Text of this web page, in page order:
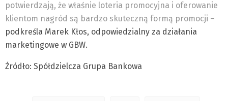
potwierdzają, że właśnie loteria promocyjna i oferowanie
klientom nagród są bardzo skuteczną formą promocji –
podkreśla Marek Kłos, odpowiedzialny za działania
marketingowe w GBW.
Źródło: Spółdzielcza Grupa Bankowa